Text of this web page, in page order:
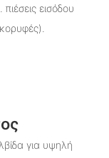
εισόδου
για υψηλή